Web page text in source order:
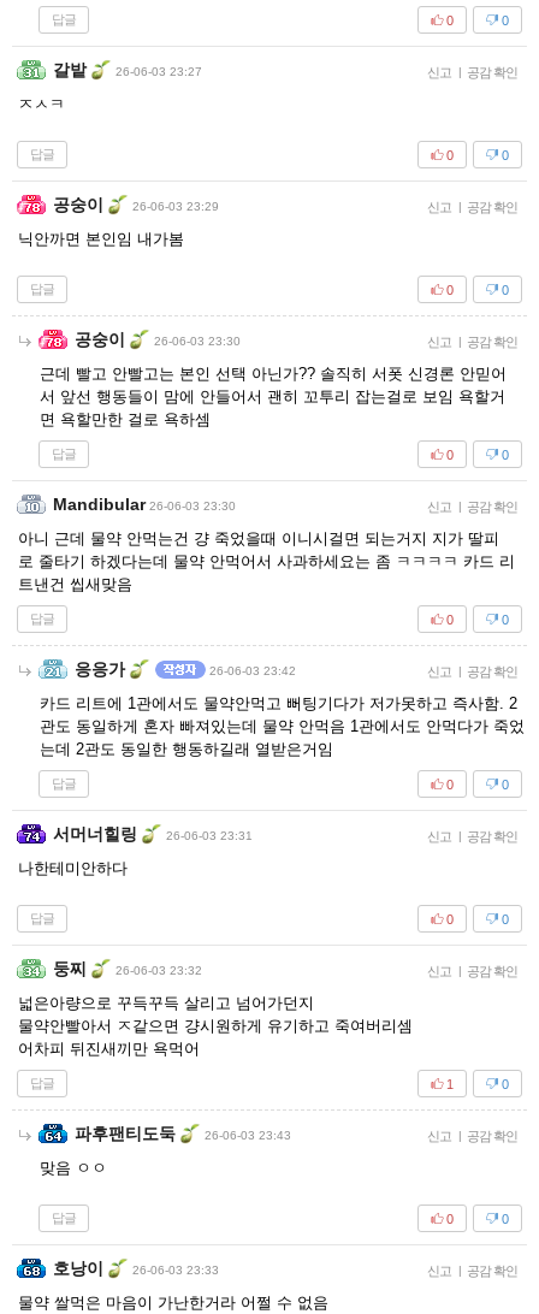
답글 0
0
갈밭 26-06-03 23:27 신고 | 공감 확인
ㅈㅅㅋ
답글 0
0
공숭이 26-06-03 23:29 신고 | 공감 확인
닉안까면 본인임 내가봄
답글 0
0
공숭이 26-06-03 23:30 신고 | 공감 확인
근데 빨고 안빨고는 본인 선택 아닌가?? 솔직히 서폿 신경론 안믿어
서 앞선 행동들이 맘에 안들어서 괜히 꼬투리 잡는걸로 보임 욕할거
면 욕할만한 걸로 욕하셈
답글 0
0
Mandibular 26-06-03 23:30 신고 | 공감 확인
아니 근데 물약 안먹는건 걍 죽었을때 이니시걸면 되는거지 지가 딸피
로 줄타기 하겠다는데 물약 안먹어서 사과하세요는 좀 ㅋㅋㅋㅋ 카드 리
트낸건 씹새맞음
답글 0
0
응응가 26-06-03 23:42 신고 | 공감 확인
카드 리트에 1관에서도 물약안먹고 뻐팅기다가 저가못하고 즉사함. 2
관도 동일하게 혼자 빠져있는데 물약 안먹음 1관에서도 안먹다가 죽었
는데 2관도 동일한 행동하길래 열받은거임
답글 0
0
서머너힐링 26-06-03 23:31 신고 | 공감 확인
나한테미안하다
답글 0
0
둥찌 26-06-03 23:32 신고 | 공감 확인
넓은아량으로 꾸득꾸득 살리고 넘어가던지
물약안빨아서 ㅈ같으면 걍시원하게 유기하고 죽여버리셈
어차피 뒤진새끼만 욕먹어
답글 0
1
파후팬티도둑 26-06-03 23:43 신고 | 공감 확인
맞음 ㅇㅇ
답글 0
0
호낭이 26-06-03 23:33 신고 | 공감 확인
물약 쌀먹은 마음이 가난한거라 어쩔 수 없음